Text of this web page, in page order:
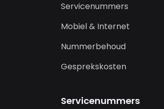
Servicenummers
Mobiel & Internet
Nummerbehoud
Gesprekskosten
Servicenummers